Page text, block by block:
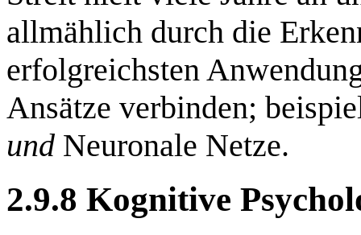
allmählich durch die
erfolgreichsten
Ansätze verbinden;
und Neuronale Netze.
2.9.8 Kognitive